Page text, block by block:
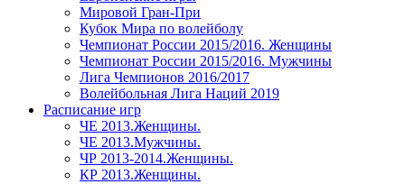
Мировой Гран-При
Кубок Мира по волейболу
Чемпионат России 2015/2016. Женщины
Чемпионат России 2015/2016. Мужчины
Лига Чемпионов 2016/2017
Волейбольная Лига Наций 2019
Расписание игр
ЧЕ 2013.Женщины.
ЧЕ 2013.Мужчины.
ЧР 2013-2014.Женщины.
КР 2013.Женщины.